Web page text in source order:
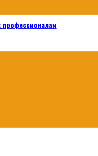
профессионалам